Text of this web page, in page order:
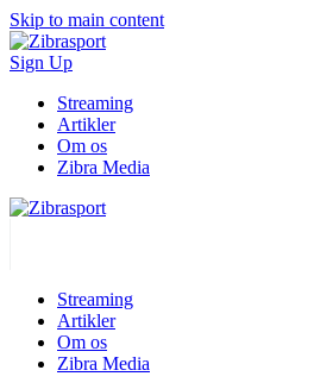
Skip to main content
Sign Up
Streaming
Artikler
Om os
Zibra Media
Streaming
Artikler
Om os
Zibra Media